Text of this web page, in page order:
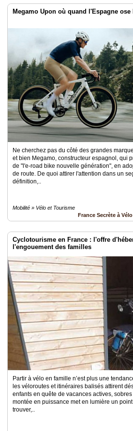
Megamo Upon où quand l'Espagne ose
Ne cherchez pas du côté des grandes
et bien Megamo, constructeur espagnol, qui
de "l'e-road bike nouvelle génération", en
de route. De quoi attirer l'attention dans un
définition,..
Mobilité » Vélo et Tourisme
France Secrète à Vélo
Cyclotourisme en France : l'offre
l'engouement des familles
Partir à vélo en famille n’est plus une
les véloroutes et itinéraires balisés attirent
enfants en quête de vacances actives,
montée en puissance met en lumière un
trouver,..